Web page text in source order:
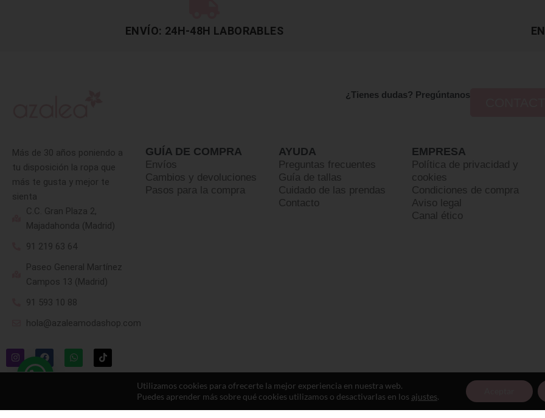
ENVÍO: 24H-48H LABORABLES
¿Tienes dudas? Pregúntanos
Más de 30 años poniendo a
tu disposición la ropa que
más te gusta y mejor te
sienta
C.C. Gran Plaza 2,
Majadahonda (Madrid)
91 219 63 64
Paseo General Martínez
Campos 13 (Madrid)
91 593 10 88
hola@azaleamodashop.com
GUÍA DE COMPRA
Envíos
Cambios y devoluciones
Pasos para la compra
AYUDA
Preguntas frecuentes
Guía de tallas
Cuidado de las prendas
Contacto
EMPRESA
Política de privacidad y
cookies
Condiciones de compra
Aviso legal
Canal ético
Utilizamos cookies para ofrecerte la mejor experiencia en nuestra web.
Puedes aprender más sobre qué cookies utilizamos o desactivarlas en los ajustes.